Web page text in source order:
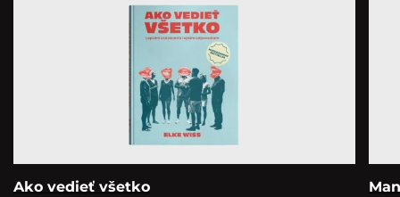
Ako vedieť všetko